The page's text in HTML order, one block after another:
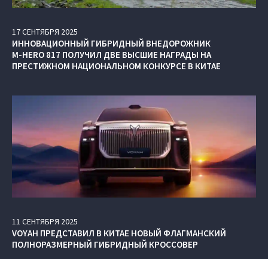
17СЕНТЯБРЯ 2025
ИННОВАЦИОННЫЙ ГИБРИДНЫЙ ВНЕДОРОЖНИК
M‑HERO 817 ПОЛУЧИЛ ДВЕ ВЫСШИЕ НАГРАДЫ НА
ПРЕСТИЖНОМ НАЦИОНАЛЬНОМ КОНКУРСЕ В КИТАЕ
11 СЕНТЯБРЯ 2025
VOYAH ПРЕДСТАВИЛ В КИТАЕ НОВЫЙ ФЛАГМАНСКИЙ
ПОЛНОРАЗМЕРНЫЙ ГИБРИДНЫЙ КРОССОВЕР